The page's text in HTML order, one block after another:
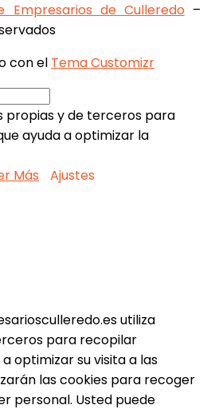
Empresarios de Culleredo–
con el Tema Customizr
propias y de terceros para
ayuda a optimizar la
Más
Ajustes
utiliza
para recopilar
optimizar su visita a las
las cookies para recoger
personal. Usted puede